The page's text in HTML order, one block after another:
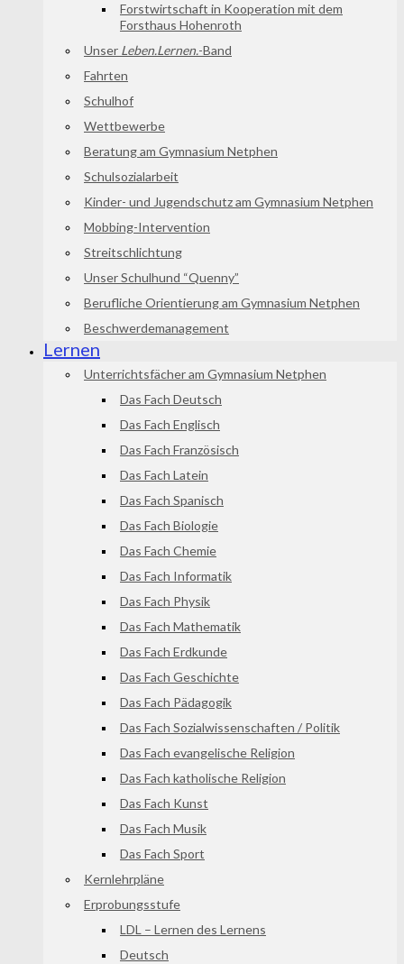
Forstwirtschaft in Kooperation mit dem
Forsthaus Hohenroth
Unser Leben.Lernen.-Band
Fahrten
Schulhof
Wettbewerbe
Beratung am Gymnasium Netphen
Schulsozialarbeit
Kinder- und Jugendschutz am Gymnasium Netphen
Mobbing-Intervention
Streitschlichtung
Unser Schulhund “Quenny”
Berufliche Orientierung am Gymnasium Netphen
Beschwerdemanagement
Lernen
Unterrichtsfächer am Gymnasium Netphen
Das Fach Deutsch
Das Fach Englisch
Das Fach Französisch
Das Fach Latein
Das Fach Spanisch
Das Fach Biologie
Das Fach Chemie
Das Fach Informatik
Das Fach Physik
Das Fach Mathematik
Das Fach Erdkunde
Das Fach Geschichte
Das Fach Pädagogik
Das Fach Sozialwissenschaften / Politik
Das Fach evangelische Religion
Das Fach katholische Religion
Das Fach Kunst
Das Fach Musik
Das Fach Sport
Kernlehrpläne
Erprobungsstufe
LDL – Lernen des Lernens
Deutsch